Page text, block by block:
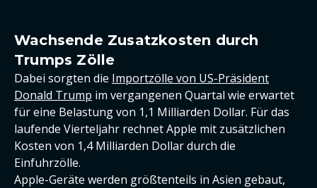
Wachsende Zusatzkosten durch
Trumps Zölle
Dabei sorgten die Importzölle von US-Präsident
Donald Trump im vergangenen Quartal wie erwartet
für eine Belastung von 1,1 Milliarden Dollar. Für das
laufende Vierteljahr rechnet Apple mit zusätzlichen
Kosten von 1,4 Milliarden Dollar durch die
Einfuhrzölle.
Apple-Geräte werden größtenteils in Asien gebaut,